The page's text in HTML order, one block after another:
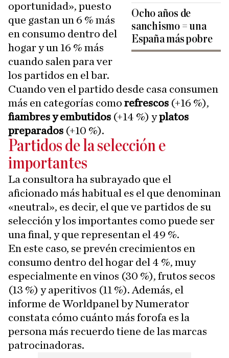
Ocho años de
sanchismo = una
España más pobre
oportunidad», puesto
que gastan un 6 % más
en consumo dentro del
hogar y un 16 % más
cuando salen para ver
los partidos en el bar.
Cuando ven el partido desde casa consumen
más en categorías como refrescos (+16 %),
fiambres y embutidos (+14 %) yplatos
preparados (+10 %).
Partidos de la selección e
importantes
La consultora ha subrayado que el
aficionado más habitual es el que denominan
«neutral», es decir, el que ve partidos de su
selección y los importantes como puede ser
una final, y que representan el 49 %.
En este caso, se prevén crecimientos en
consumo dentro del hogar del 4 %, muy
especialmente en vinos (30 %), frutos secos
(13 %) y aperitivos (11 %). Además, el
informe de Worldpanel by Numerator
constata cómo cuánto más forofa es la
persona más recuerdo tiene de las marcas
patrocinadoras.